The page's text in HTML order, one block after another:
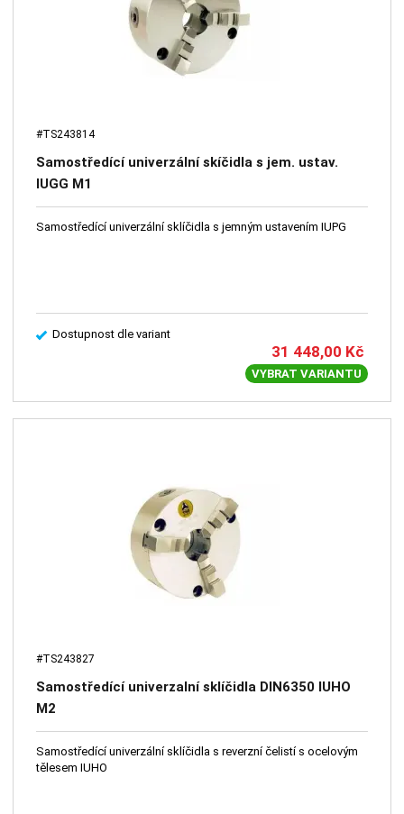
#TS243814
Samostředící univerzální skíčidla s jem. ustav.
IUGG M1
Samostředící univerzální sklíčidla s jemným ustavením IUPG
Dostupnost dle variant
31 448,00 Kč
VYBRAT VARIANTU
#TS243827
Samostředící univerzalní sklíčidla DIN6350 IUHO
M2
Samostředící univerzální sklíčidla s reverzní čelistí s ocelovým
tělesem IUHO